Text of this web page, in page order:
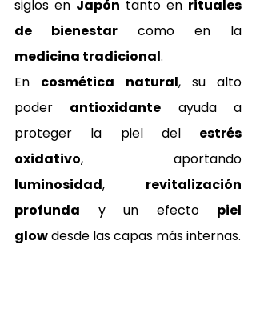
siglos en Japón tanto en rituales
de bienestar
medicina tradicional.
En cosmética natural, su alto
poder antioxidante ayuda a
proteger la piel del estrés
oxidativo
luminosidad, revitalización
profunda y un efecto piel
glow desde las capas más internas.